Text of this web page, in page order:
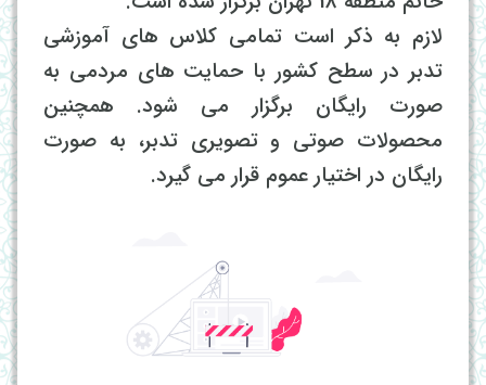
لازم به ذکر است تمامی کلاس های آموزشی
تدبر در سطح کشور با حمایت های مردمی به
صورت رایگان برگزار می شود. همچنین
محصولات صوتی و تصویری تدبر، به صورت
رایگان در اختیار عموم قرار می گیرد.